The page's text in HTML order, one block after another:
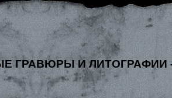
ГРАВЮРЫ И ЛИТОГРАФИИ